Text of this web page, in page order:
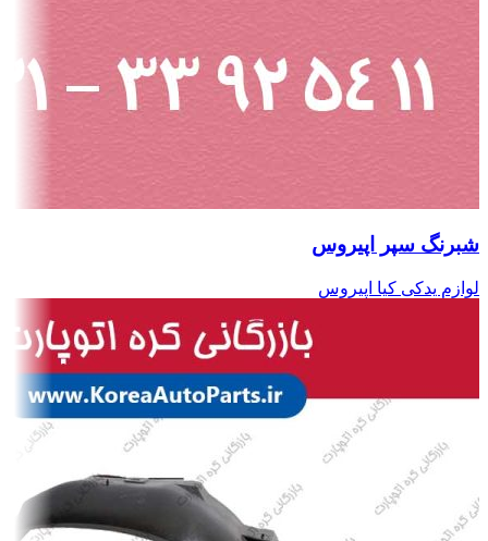
شبرنگ سپر اپیروس
لوازم یدکی کیا اپیروس